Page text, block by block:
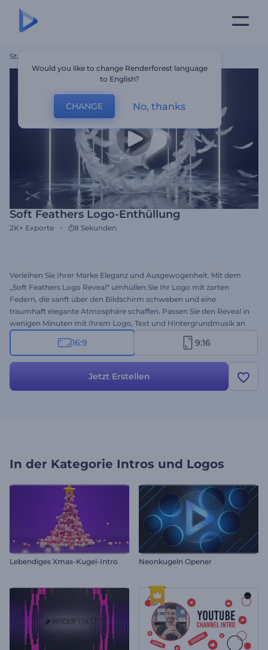
Startseite
Soft Feathers Logo-Enthüllung
2K+ Exporte 8 Sekunden
Verleihen Sie Ihrer Marke Eleganz und Ausgewogenheit. Mit dem
„Soft Feathers Logo Reveal“ umhüllen Sie Ihr Logo mit zarten
Federn, die sanft über den Bildschirm schweben und eine
traumhaft elegante Atmosphäre schaffen. Passen Sie den Reveal in
wenigen Minuten mit Ihrem Logo, Text und Hintergrundmusik an
die Stimmung Ihrer Marke an. Ideal für Modemarken, Boutiquen,
Kosmetikstudios und andere künstlerische Präsentationen.
16:9 9:16
Jetzt Erstellen
In der Kategorie Intros und Logos
Lebendiges Xmas-Kugel-Intro Neonkugeln Opener
Would you like to change Renderforest language
to English?
CHANGE No, thanks